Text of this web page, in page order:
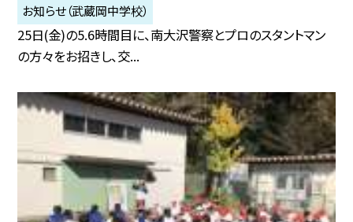
お知らせ（武蔵岡中学校）
25日(金)の5.6時間目に、南大沢警察とプロのスタントマン
の方々をお招きし、交...